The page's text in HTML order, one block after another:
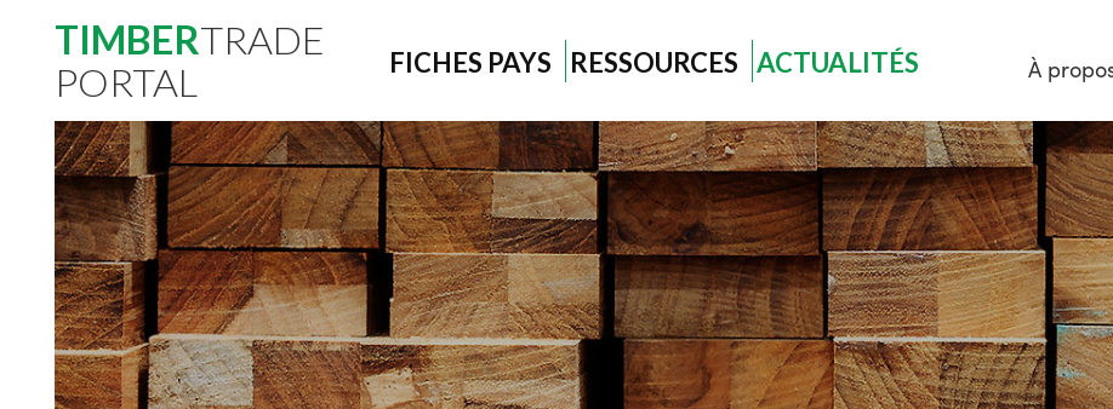
TIMBERTRADE
PORTAL
FICHES PAYS RESSOURCES ACTUALITÉS À